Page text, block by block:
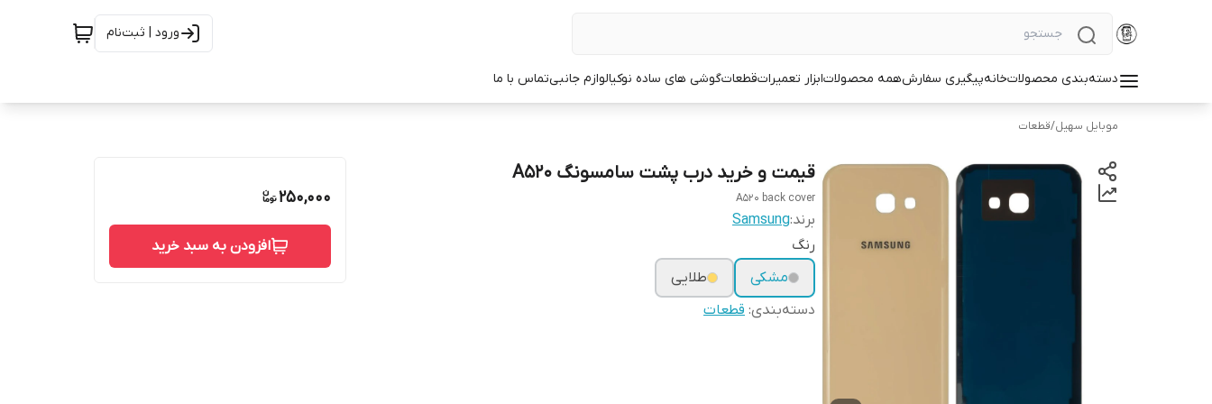
ورود | ثبت‌نام
دسته‌بندی محصولاتخانهپیگیری سفارشهمه محصولاتابزار تعمیراتقطعاتگوشی های ساده نوکیالوازم جانبیتماس با ما
موبایل سهیل/قطعات
قیمت و خرید درب پشت سامسونگ A520
A520 back cover
برند:Samsung
رنگ
مشکی
طلایی
دسته‌بندی: قطعات
250,000
افزودن به سبد خرید